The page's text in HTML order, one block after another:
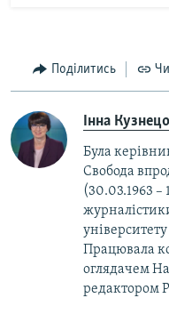
Поділитись
Інна
Була
Свобода
(30.03.1963 –
Працювала
оглядачем
редактором